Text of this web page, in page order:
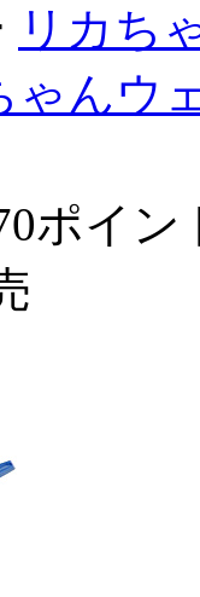
リカち
ゃんウ
ポイ